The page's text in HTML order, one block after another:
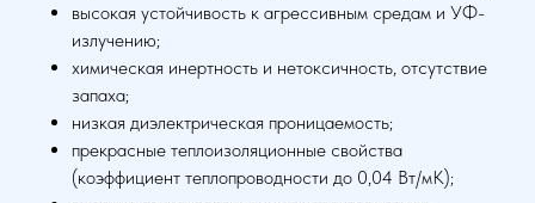
высокая устойчивость к агрессивным средам и УФ-
излучению;
химическая инертность и нетоксичность, отсутствие
запаха;
низкая диэлектрическая проницаемость;
прекрасные теплоизоляционные свойства
(коэффициент теплопроводности до 0,04 Вт/мК);